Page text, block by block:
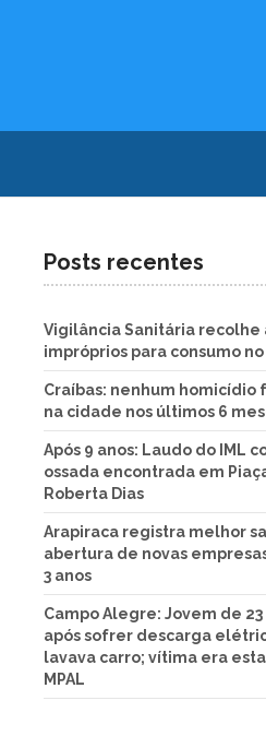
Posts recentes
Vigilância Sanitária recolhe
impróprios para consumo
Craíbas: nenhum homicídio
na cidade nos últimos 6
Após 9 anos: Laudo do IML
ossada encontrada em
Roberta Dias
Arapiraca registra melhor
abertura de novas
3 anos
Campo Alegre: Jovem de
após sofrer descarga
lavava carro; vítima era
MPAL